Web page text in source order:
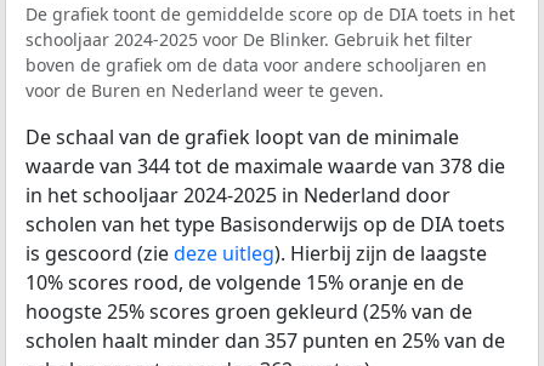
De grafiek toont de gemiddelde score op de DIA toets in het
schooljaar 2024-2025 voor De Blinker. Gebruik het filter
boven de grafiek om de data voor andere schooljaren en
voor de Buren en Nederland weer te geven.
De schaal van de grafiek loopt van de minimale
waarde van 344 tot de maximale waarde van 378 die
in het schooljaar 2024-2025 in Nederland door
scholen van het type Basisonderwijs op de DIA toets
is gescoord (ziedeze uitleg). Hierbij zijn de laagste
10% scores rood, de volgende 15% oranje en de
hoogste 25% scores groen gekleurd (25% van de
scholen haalt minder dan 357 punten en 25% van de